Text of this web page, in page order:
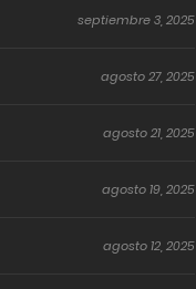
septiembre 3, 2025
agosto 27, 2025
agosto 21, 2025
agosto 19, 2025
agosto 12, 2025